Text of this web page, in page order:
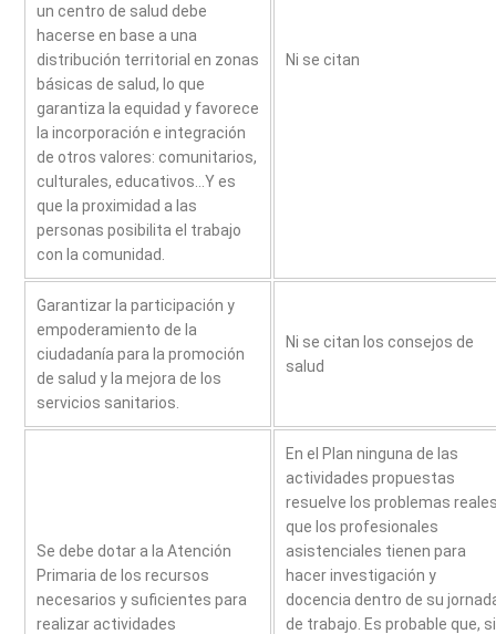
un centro de salud debe
hacerse en base a una
distribución territorial en zonas
básicas de salud, lo que
garantiza la equidad y favorece
la incorporación e integración
de otros valores: comunitarios,
culturales, educativos…Y es
que la proximidad a las
personas posibilita el trabajo
con la comunidad.
Ni se citan
Garantizar la participación y
empoderamiento de la
ciudadanía para la promoción
de salud y la mejora de los
servicios sanitarios.
Ni se citan los consejos de
salud
Se debe dotar a la Atención
Primaria de los recursos
necesarios y suficientes para
realizar actividades
En el Plan ninguna de las
actividades propuestas
resuelve los problemas
que los profesionales
asistenciales tienen para
hacer investigación y
docencia dentro de su
de trabajo. Es probable que, si